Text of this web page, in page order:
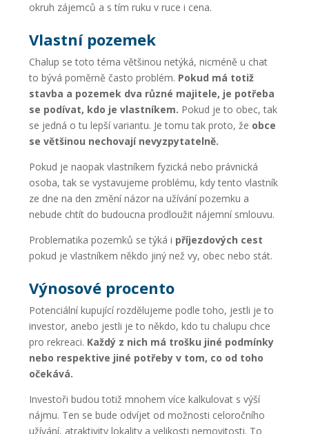
okruh zájemců a s tím ruku v ruce i cena.
Vlastní pozemek
Chalup se toto téma většinou netýká, nicméně u chat
to bývá poměrně často problém. Pokud má totiž
stavba a pozemek dva různé majitele, je potřeba
se podívat, kdo je vlastníkem. Pokud je to obec, tak
se jedná o tu lepší variantu. Je tomu tak proto, že obce
se většinou nechovají nevyzpytatelně.
Pokud je naopak vlastníkem fyzická nebo právnická
osoba, tak se vystavujeme problému, kdy tento vlastník
ze dne na den změní názor na užívání pozemku a
nebude chtít do budoucna prodloužit nájemní smlouvu.
Problematika pozemků se týká i příjezdových cest
pokud je vlastníkem někdo jiný než vy, obec nebo stát.
Výnosové procento
Potenciální kupující rozdělujeme podle toho, jestli je to
investor, anebo jestli je to někdo, kdo tu chalupu chce
pro rekreaci. Každý z nich má trošku jiné podmínky
nebo respektive jiné potřeby v tom, co od toho
očekává.
Investoři budou totiž mnohem více kalkulovat s výší
nájmu. Ten se bude odvíjet od možnosti celoročního
užívání, atraktivity lokality a velikosti nemovitosti. To